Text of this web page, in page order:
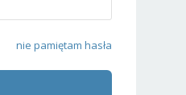
nie pamiętam hasła